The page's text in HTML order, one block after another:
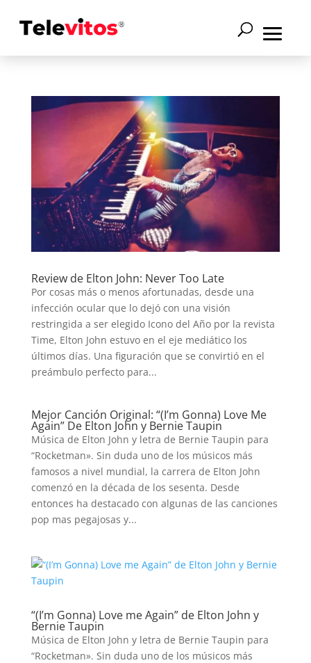
Review de Elton John: Never Too Late
Por cosas más o menos afortunadas, desde una
infección ocular que lo dejó con una visión
restringida a ser elegido Icono del Año por la revista
Time, Elton John estuvo en el eje mediático los
últimos días. Una figuración que se convirtió en el
preámbulo perfecto para...
Mejor Canción Original: “(I’m Gonna) Love Me
Again” De Elton John y Bernie Taupin
Música de Elton John y letra de Bernie Taupin para
“Rocketman». Sin duda uno de los músicos más
famosos a nivel mundial, la carrera de Elton John
comenzó en la década de los sesenta. Desde
entonces ha destacado con algunas de las canciones
pop mas pegajosas y...
“(I’m Gonna) Love me Again” de Elton John y
Bernie Taupin
Música de Elton John y letra de Bernie Taupin para
“Rocketman». Sin duda uno de los músicos más